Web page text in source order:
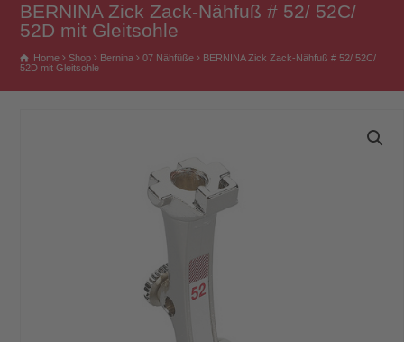
BERNINA Zick Zack-Nähfuß # 52/ 52C/
52D mit Gleitsohle
Home Shop Bernina 07 Nähfüße
BERNINA Zick Zack-Nähfuß # 52/ 52C/
52D mit Gleitsohle